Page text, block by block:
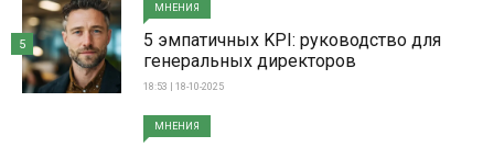
МНЕНИЯ
5 эмпатичных KPI: руководство для
генеральных директоров
18:53 | 18-10-2025
5
МНЕНИЯ